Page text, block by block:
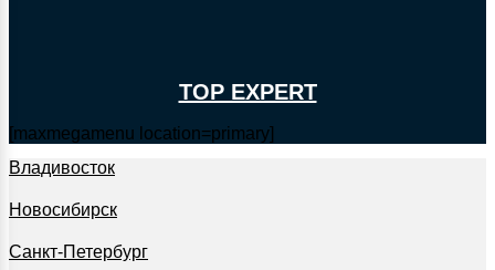
TOP EXPERT
[maxmegamenu location=primary]
Владивосток
Новосибирск
Санкт-Петербург